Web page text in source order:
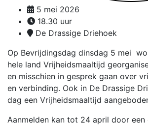
5 mei 2026
18.30 uur
De Drassige Driehoek
Op Bevrijdingsdag dinsdag 5 mei
hele land Vrijheidsmaaltijd
en misschien in gesprek gaan over
en verbinding. Ook in De Drassige
dag een Vrijheidsmaaltijd
Aanmelden kan tot 24 april door